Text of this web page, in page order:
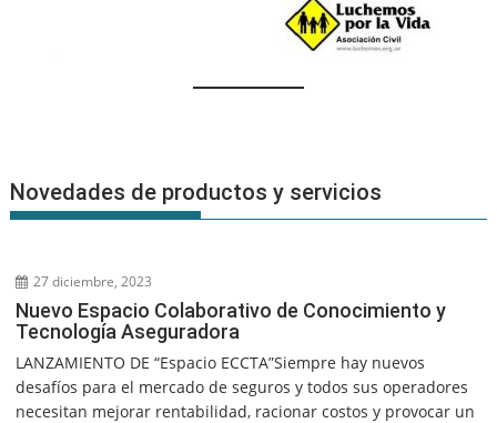
Novedades de productos y servicios
27 diciembre, 2023
Nuevo Espacio Colaborativo de Conocimiento y
Tecnología Aseguradora
LANZAMIENTO DE “Espacio ECCTA”Siempre hay nuevos
desafíos para el mercado de seguros y todos sus operadores
necesitan mejorar rentabilidad, racionar costos y provocar un